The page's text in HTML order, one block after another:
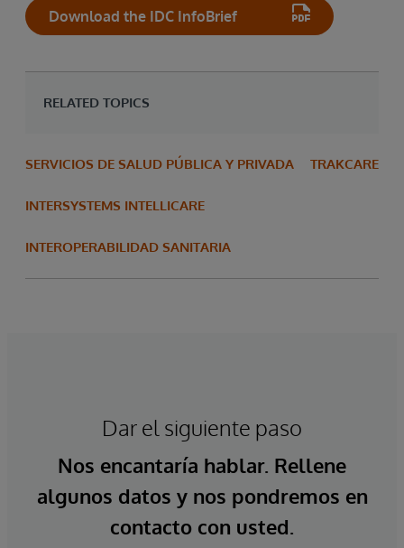
Download the IDC InfoBrief
RELATED TOPICS
SERVICIOS DE SALUD PÚBLICA Y PRIVADA TRAKCARE
INTERSYSTEMS INTELLICARE
INTEROPERABILIDAD SANITARIA
Dar el siguiente paso
Nos encantaría hablar. Rellene
algunos datos y nos pondremos en
contacto con usted.